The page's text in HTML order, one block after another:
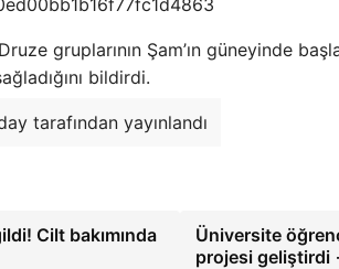
gruplarının Şam’ın güneyinde
bildirdi.
tarafından yayınlandı
Cilt bakımında
Üniversite
projesi geliştirdi